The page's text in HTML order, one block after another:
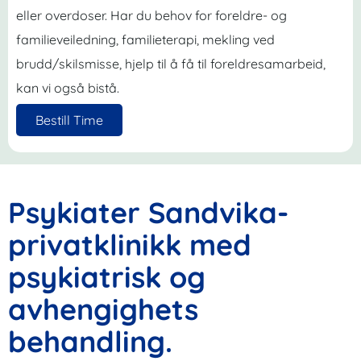
eller overdoser. Har du behov for foreldre- og
familieveiledning, familieterapi, mekling ved
brudd/skilsmisse, hjelp til å få til foreldresamarbeid,
kan vi også bistå.
Bestill Time
Psykiater Sandvika-
privatklinikk med
psykiatrisk og
avhengighets
behandling.